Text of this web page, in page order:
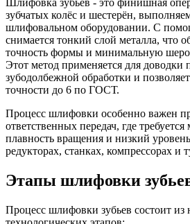
зубчатых колёс и шестерён,
шлифовальном оборудовании. С
снимается тонкий слой металла, что
точность формы и минимальную
Этот метод применяется для доводки
зубодолбежной обработки и
точности до 6 по ГОСТ.
Процесс шлифовки особенно важен
ответственных передач, где
плавность вращения и низкий
редукторах, станках, компрессорах и
Этапы шлифовки
Процесс шлифовки зубьев состоит из